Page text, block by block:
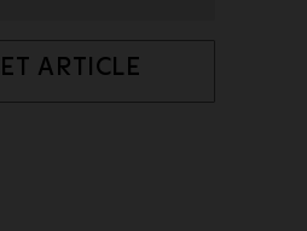
ARTICLE